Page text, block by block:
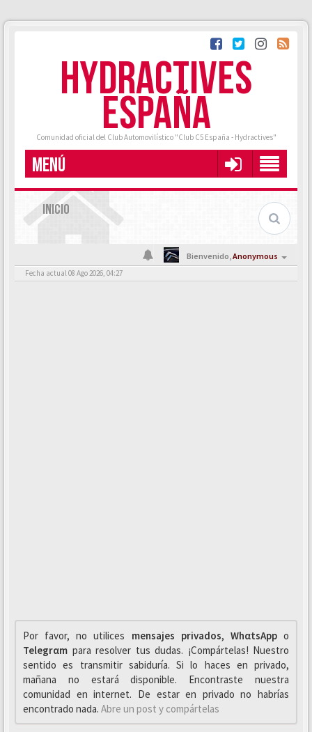
HYDRACTIVES
ESPAÑA
Comunidad oficial del Club Automovilístico "Club C5 España - Hydractives"
MENÚ
INICIO
Bienvenido,Anonymous
Fecha actual 08 Ago 2026, 04:27
Por favor, no utilices mensajes privados, WhαtsAppo
Telegrαm para resolver tus dudas. ¡Compártelas! Nuestro
sentido es transmitir sabiduría. Si lo haces en privado,
mañana no estará disponible. Encontraste nuestra
comunidad en internet. De estar en privado no habrías
encontrado nada. Abre un post y compártelas